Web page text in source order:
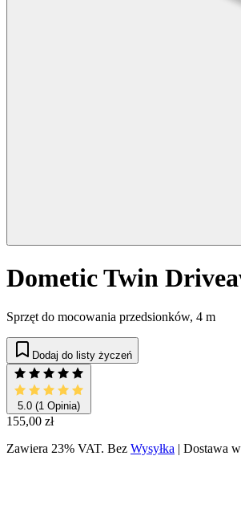
Dometic Twin
Sprzęt do mocowania przedsionków, 4 m
Dodaj do listy życzeń
5.0 (1 Opinia)
155,00 zł
Zawiera 23% VAT. Bez Wysyłka | Dostawa